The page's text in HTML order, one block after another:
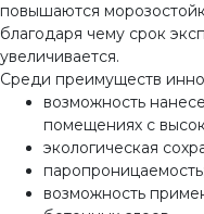
повышаются
благодаря чему срок
увеличивается.
Среди преимуществ
возможность
помещениях с
экологическая
паропроницаемость;
возможность